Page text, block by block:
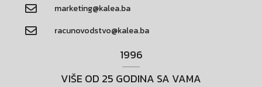
marketing@kalea.ba
racunovodstvo@kalea.ba
1996
VIŠE OD 25 GODINA SA VAMA